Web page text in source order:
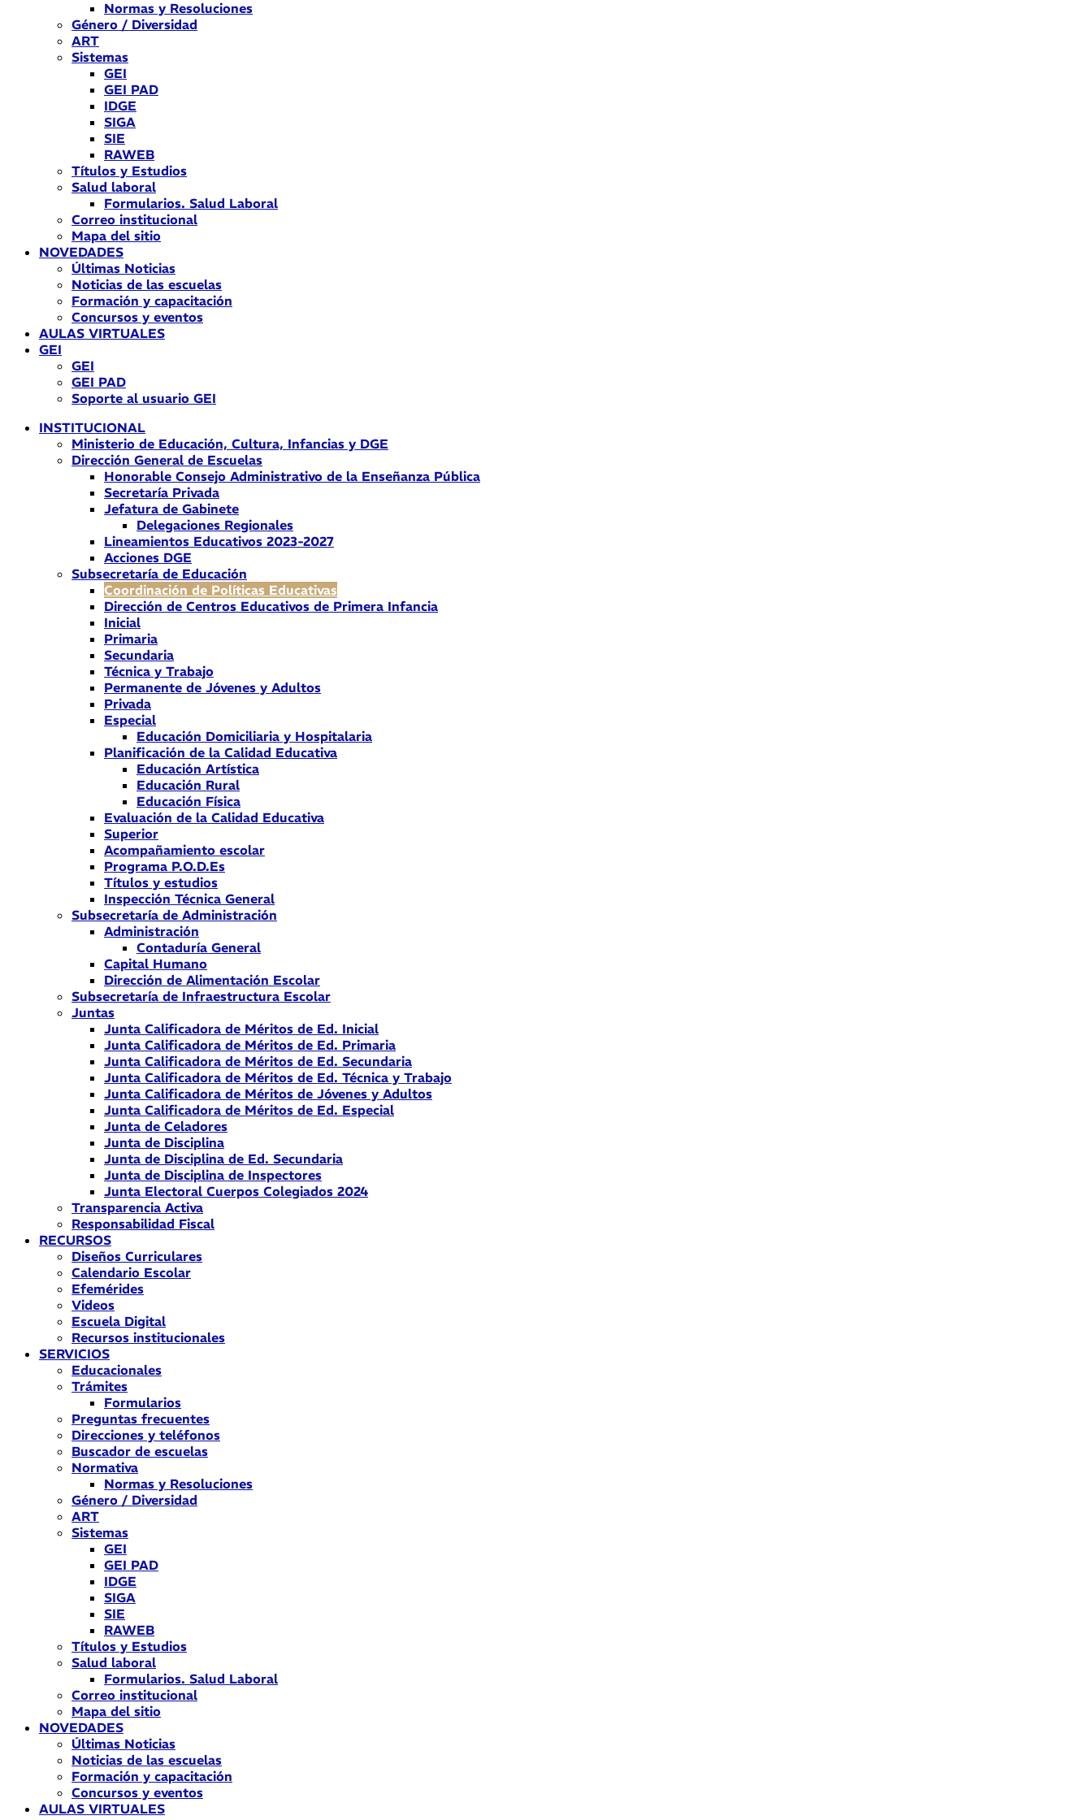
Normas y Resoluciones
Género / Diversidad
ART
Sistemas
GEI
GEI PAD
IDGE
SIGA
SIE
RAWEB
Títulos y Estudios
Salud laboral
Formularios. Salud Laboral
Correo institucional
Mapa del sitio
NOVEDADES
Últimas Noticias
Noticias de las escuelas
Formación y capacitación
Concursos y eventos
AULAS VIRTUALES
GEI
GEI
GEI PAD
Soporte al usuario GEI
INSTITUCIONAL
Ministerio de Educación, Cultura, Infancias y DGE
Dirección General de Escuelas
Honorable Consejo Administrativo de la Enseñanza Pública
Secretaría Privada
Jefatura de Gabinete
Delegaciones Regionales
Lineamientos Educativos 2023-2027
Acciones DGE
Subsecretaría de Educación
Coordinación de Políticas Educativas
Dirección de Centros Educativos de Primera Infancia
Inicial
Primaria
Secundaria
Técnica y Trabajo
Permanente de Jóvenes y Adultos
Privada
Especial
Educación Domiciliaria y Hospitalaria
Planificación de la Calidad Educativa
Educación Artística
Educación Rural
Educación Física
Evaluación de la Calidad Educativa
Superior
Acompañamiento escolar
Programa P.O.D.Es
Títulos y estudios
Inspección Técnica General
Subsecretaría de Administración
Administración
Contaduría General
Capital Humano
Dirección de Alimentación Escolar
Subsecretaría de Infraestructura Escolar
Juntas
Junta Calificadora de Méritos de Ed. Inicial
Junta Calificadora de Méritos de Ed. Primaria
Junta Calificadora de Méritos de Ed. Secundaria
Junta Calificadora de Méritos de Ed. Técnica y Trabajo
Junta Calificadora de Méritos de Jóvenes y Adultos
Junta Calificadora de Méritos de Ed. Especial
Junta de Celadores
Junta de Disciplina
Junta de Disciplina de Ed. Secundaria
Junta de Disciplina de Inspectores
Junta Electoral Cuerpos Colegiados 2024
Transparencia Activa
Responsabilidad Fiscal
RECURSOS
Diseños Curriculares
Calendario Escolar
Efemérides
Videos
Escuela Digital
Recursos institucionales
SERVICIOS
Educacionales
Trámites
Formularios
Preguntas frecuentes
Direcciones y teléfonos
Buscador de escuelas
Normativa
Normas y Resoluciones
Género / Diversidad
ART
Sistemas
GEI
GEI PAD
IDGE
SIGA
SIE
RAWEB
Títulos y Estudios
Salud laboral
Formularios. Salud Laboral
Correo institucional
Mapa del sitio
NOVEDADES
Últimas Noticias
Noticias de las escuelas
Formación y capacitación
Concursos y eventos
AULAS VIRTUALES